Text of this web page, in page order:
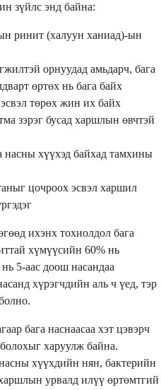
зүйлс энд байна:
ринит (халуун ханиад)-ын
орнуудад амьдарч, бага
өртөх нь бага байх
төрөх жин их байх
зэрэг бусад харшлын өвчтэй
насны хүүхэд байхад тамхины
цочроох эсвэл харшил
ихэнх тохиолдол бага
хүмүүсийн 60% нь
5-аас доош насандаа
хүрэгчдийн аль ч үед, тэр
бага наснаасаа хэт цэвэрч
харуулж байна.
хүүхдийн нян, бактерийн
урвалд илүү өртөмтгий